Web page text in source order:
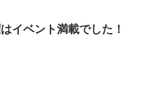
イベント満載でした！